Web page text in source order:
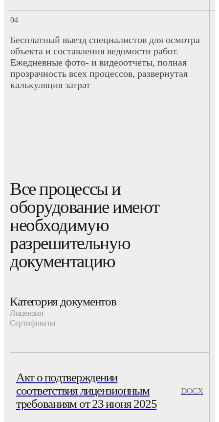
Бесплатный выезд специалистов для осмотра
объекта и составления ведомости работ.
Ежедневные фото- и видеоотчеты, полная
прозрачность всех процессов, развернутая
калькуляция затрат
Все процессы и
оборудование имеют
необходимую
разрешительную
документацию
Категория документов
Лицензии
Сертификаты
Акт о подтверждении
соответствия лицензионным
требованиям от 23 июня 2025
DOCX